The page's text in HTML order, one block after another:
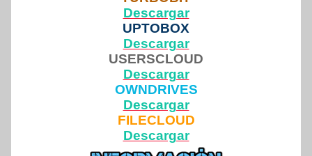
Descargar
UPTOBOX
Descargar
USERSCLOUD
Descargar
OWNDRIVES
Descargar
FILECLOUD
Descargar